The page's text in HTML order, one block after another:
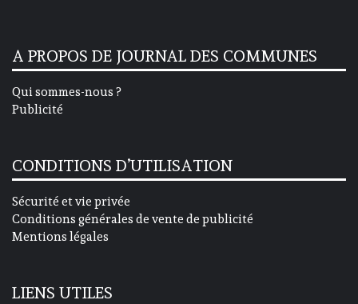
A PROPOS DE JOURNAL DES COMMUNES
Qui sommes-nous ?
Publicité
CONDITIONS D’UTILISATION
Sécurité et vie privée
Conditions générales de vente de publicité
Mentions légales
LIENS UTILES